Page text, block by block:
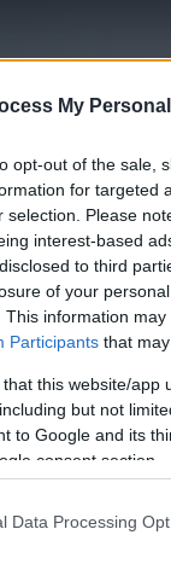
My
opt-out of the sale,
for targeted
selection. Please
interest-based
to third
of your
This information
Participants that
that this website/
but not
to Google and its
consent section.
Data Processing
video